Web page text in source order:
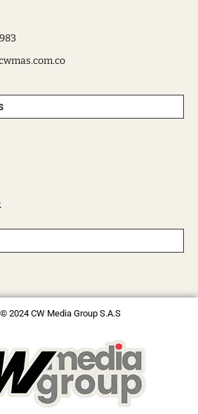
2024 CW Media Group S.A.S